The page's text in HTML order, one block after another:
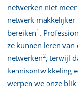
netwerken niet
netwerk makkelijker
bereiken1 .
ze kunnen leren
netwerken2, terwijl
kennisontwikkeling
werpen we onze